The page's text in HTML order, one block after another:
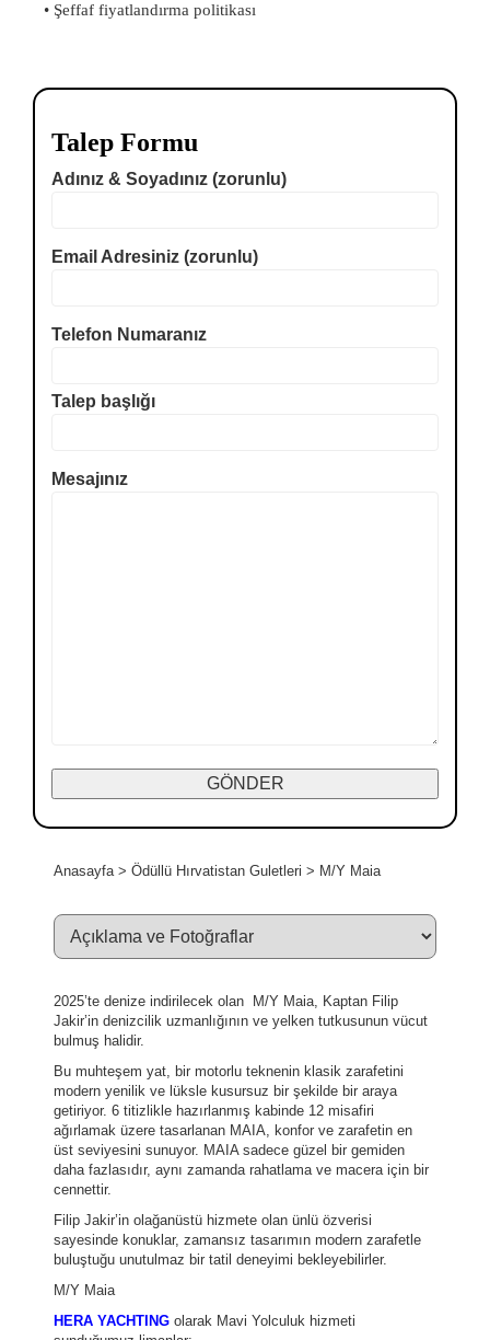
• Şeffaf fiyatlandırma politikası
Talep Formu
Adınız & Soyadınız (zorunlu)
Email Adresiniz (zorunlu)
Telefon Numaranız
Talep başlığı
Mesajınız
Anasayfa>Ödüllü Hırvatistan Guletleri> M/Y Maia
2025’te denize indirilecek olan M/Y Maia, Kaptan Filip
Jakir’in denizcilik uzmanlığının ve yelken tutkusunun vücut
bulmuş halidir.
Bu muhteşem yat, bir motorlu teknenin klasik zarafetini
modern yenilik ve lüksle kusursuz bir şekilde bir araya
getiriyor. 6 titizlikle hazırlanmış kabinde 12 misafiri
ağırlamak üzere tasarlanan MAIA, konfor ve zarafetin en
üst seviyesini sunuyor. MAIA sadece güzel bir gemiden
daha fazlasıdır, aynı zamanda rahatlama ve macera için bir
cennettir.
Filip Jakir’in olağanüstü hizmete olan ünlü özverisi
sayesinde konuklar, zamansız tasarımın modern zarafetle
buluştuğu unutulmaz bir tatil deneyimi bekleyebilirler.
M/Y Maia
HERA YACHTING olarak Mavi Yolculuk hizmeti